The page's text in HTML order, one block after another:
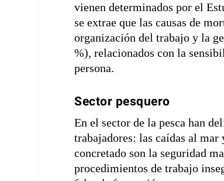
vienen determinados por el
se extrae que las causas de
organización del trabajo y la
%), relacionados con la
persona.
Sector pesquero
En el sector de la pesca han
trabajadores: las caídas al mar
concretado son la seguridad
procedimientos de trabajo